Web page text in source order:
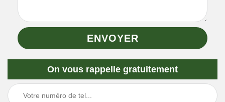
On vous rappelle gratuitement